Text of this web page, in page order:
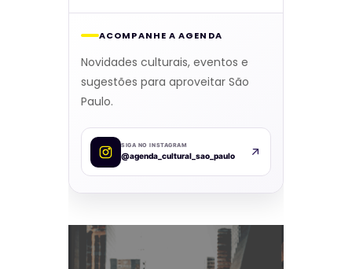
ACOMPANHE A AGENDA
Novidades culturais, eventos e
sugestões para aproveitar São
Paulo.
SIGA NO INSTAGRAM
@agenda_cultural_sao_paulo